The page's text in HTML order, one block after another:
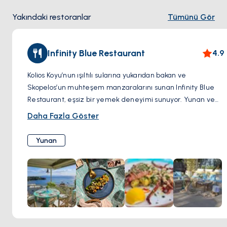
Yakındaki restoranlar Tümünü Gör
Infinity Blue Restaurant 4.9
Kolios Koyu’nun ışıltılı sularına yukarıdan bakan ve
Skopelos’un muhteşem manzaralarını sunan Infinity Blue
Restaurant, eşsiz bir yemek deneyimi sunuyor. Yunan ve
Akdeniz mutfağında uzmanlaşan menüsü, taze deniz
seçeneğiyle tamamlanıyor. Zarif atmosferi ve büyüleyici
gün batımı manzarası, güneşli bir günün ardından keyifli bir
akşam için ideal. Özel otoparkı ve üstün hizmet kalitesiyle
Infinity Blue, deniz kenarında unutulmaz bir akşam vaat
ediyor.
Daha Fazla Göster
Yunan